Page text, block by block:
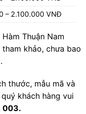
– 2.100.000 VNĐ
Thuận Nam
khảo, chưa bao
thước, mẫu mã và
khách hàng vui
003.